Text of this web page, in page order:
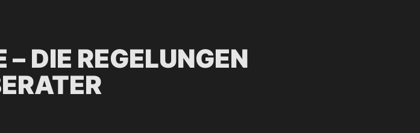
– DIE REGELUNGEN